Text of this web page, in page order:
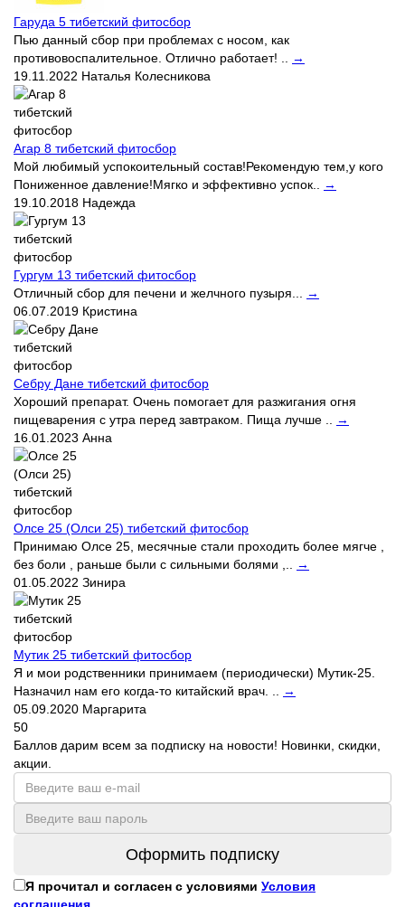
Гаруда 5 тибетский фитосбор
Пью данный сбор при проблемах с носом, как
противовоспалительное. Отлично работает! .. →
19.11.2022 Наталья Колесникова
Агар 8 тибетский фитосбор
Мой любимый успокоительный состав!Рекомендую тем,у кого
Пониженное давление!Мягко и эффективно успок.. →
19.10.2018 Надежда
Гургум 13 тибетский фитосбор
Отличный сбор для печени и желчного пузыря... →
06.07.2019 Кристина
Себру Дане тибетский фитосбор
Хороший препарат. Очень помогает для разжигания огня
пищеварения с утра перед завтраком. Пища лучше .. →
16.01.2023 Анна
Олсе 25 (Олси 25) тибетский фитосбор
Принимаю Олсе 25, месячные стали проходить более мягче ,
без боли , раньше были с сильными болями ,.. →
01.05.2022 Зинира
Мутик 25 тибетский фитосбор
Я и мои родственники принимаем (периодически) Мутик-25.
Назначил нам его когда-то китайский врач. .. →
05.09.2020 Маргарита
50
Баллов дарим всем за подписку на новости! Новинки, скидки,
акции.
Оформить подписку
Я прочитал и согласен с условиями Условия